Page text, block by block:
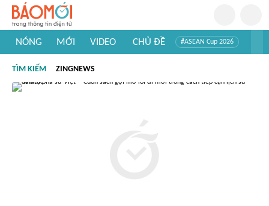
NÓNG MỚI VIDEO CHỦ ĐỀ #ASEAN Cup 2026
#Khám phá thế giới
TÌM KIẾM ZINGNEWS